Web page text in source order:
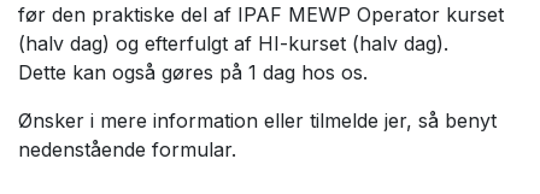
før den praktiske del af IPAF MEWP Operator kurset
(halv dag) og efterfulgt af HI-kurset (halv dag).
Dette kan også gøres på 1 dag hos os.
Ønsker i mere information eller tilmelde jer, så benyt
nedenstående formular.